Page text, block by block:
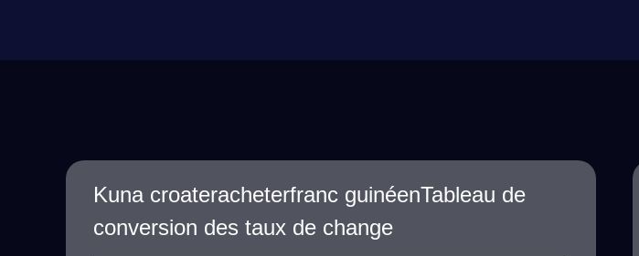
Kuna croateracheterfranc guinéenTableau de
conversion des taux de change